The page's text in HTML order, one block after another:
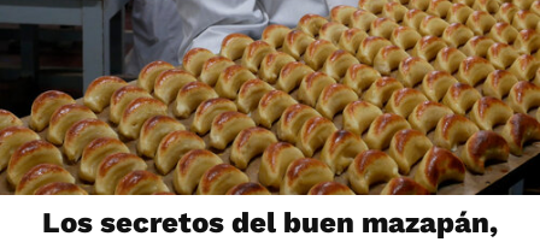
Los secretos del buen mazapán,